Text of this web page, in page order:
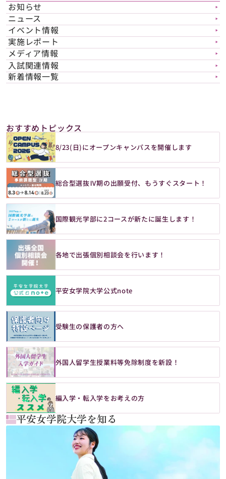
お知らせ ▶︎
ニュース ▶︎
イベント情報 ▶︎
実施レポート ▶︎
メディア情報 ▶︎
入試関連情報 ▶︎
新着情報一覧 ▶︎
おすすめトピックス
8/23(日)にオープンキャンパスを開催します
総合型選抜Ⅳ期の出願受付、もうすぐスタート！
国際観光学部に2コースが新たに誕生します！
各地で出張個別相談会を行います！
平安女学院大学公式note
受験生の保護者の方へ
外国人留学生授業料等免除制度を新設！
編入学・転入学をお考えの方
平安女学院大学を知る